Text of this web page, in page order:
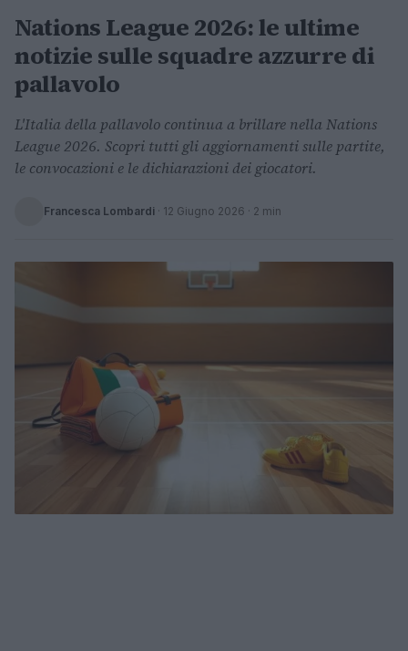
Nations League 2026: le ultime
notizie sulle squadre azzurre di
pallavolo
L'Italia della pallavolo continua a brillare nella Nations
League 2026. Scopri tutti gli aggiornamenti sulle partite,
le convocazioni e le dichiarazioni dei giocatori.
Francesca Lombardi · 12 Giugno 2026 · 2 min